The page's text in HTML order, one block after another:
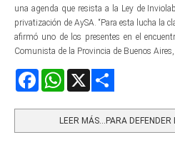
una agenda que resista a la Ley de
privatización de AySA. “Para esta lucha la
afirmó uno de los presentes en el
Comunista de la Provincia de Buenos
FacebookWhatsApp
LEER MÁS…PARA